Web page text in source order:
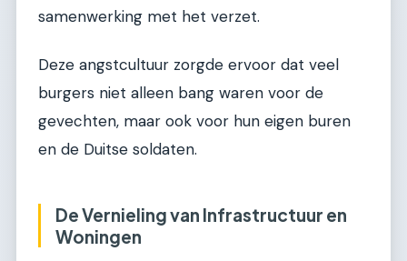
samenwerking met het verzet.
Deze angstcultuur zorgde ervoor dat veel
burgers niet alleen bang waren voor de
gevechten, maar ook voor hun eigen buren
en de Duitse soldaten.
De Vernieling van Infrastructuur en
Woningen